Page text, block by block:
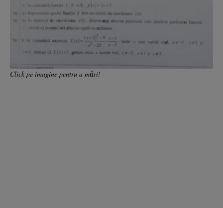
Click pe imagine pentru a mări!